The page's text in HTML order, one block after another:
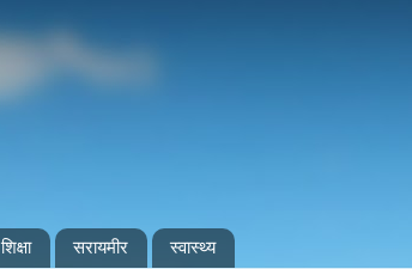
शिक्षा सरायमीर स्वास्थ्य